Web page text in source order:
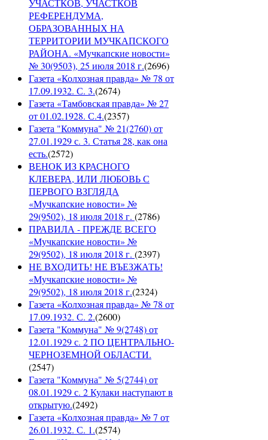
УЧАСТКОВ, УЧАСТКОВ
РЕФЕРЕНДУМА,
ОБРАЗОВАННЫХ НА
ТЕРРИТОРИИ МУЧКАПСКОГО
РАЙОНА. «Мучкапские новости»
№ 30(9503), 25 июля 2018 г.(2696)
Газета «Колхозная правда» № 78 от
17.09.1932. С. 3.(2674)
Газета «Тамбовская правда» № 27
от 01.02.1928. С.4.(2357)
Газета "Коммуна" № 21(2760) от
27.01.1929 с. 3. Статья 28, как она
есть.(2572)
ВЕНОК ИЗ КРАСНОГО
КЛЕВЕРА, ИЛИ ЛЮБОВЬ С
ПЕРВОГО ВЗГЛЯДА
«Мучкапские новости» №
29(9502), 18 июля 2018 г. (2786)
ПРАВИЛА - ПРЕЖДЕ ВСЕГО
«Мучкапские новости» №
29(9502), 18 июля 2018 г. (2397)
НЕ ВХОДИТЬ! НЕ ВЪЕЗЖАТЬ!
«Мучкапские новости» №
29(9502), 18 июля 2018 г.(2324)
Газета «Колхозная правда» № 78 от
17.09.1932. С. 2.(2600)
Газета "Коммуна" № 9(2748) от
12.01.1929 с. 2 ПО ЦЕНТРАЛЬНО-
ЧЕРНОЗЕМНОЙ ОБЛАСТИ.
(2547)
Газета "Коммуна" № 5(2744) от
08.01.1929 с. 2 Кулаки наступают в
открытую.(2492)
Газета «Колхозная правда» № 7 от
26.01.1932. С. 1.(2574)